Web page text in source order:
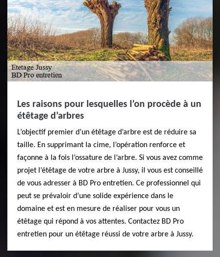
Les raisons pour lesquelles l’on procède à un
étêtage d’arbres
L’objectif premier d’un étêtage d’arbre est de réduire sa
taille. En supprimant la cime, l’opération renforce et
façonne à la fois l’ossature de l’arbre. Si vous avez comme
projet l’étêtage de votre arbre à Jussy, il vous est conseillé
de vous adresser à BD Pro entretien. Ce professionnel qui
peut se prévaloir d’une solide expérience dans le
domaine et est en mesure de réaliser pour vous un
étêtage qui répond à vos attentes. Contactez BD Pro
entretien pour un étêtage réussi de votre arbre à Jussy.